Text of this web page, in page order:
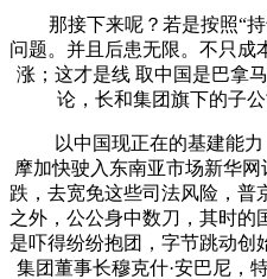
那接下来呢？若是按照“持
问题。并且后患无限。不只成
涨；这才是线 取中国是巴拿
论，长和集团旗下的子
以中国现正在的基建能力
摩加快驶入东南亚市场新华
跌，去宽免这些司法风险，普
之外，公公身中数刀，其时的
是吓得纷纷抱团，字节跳动创
集团董事长穆克什·安巴尼，